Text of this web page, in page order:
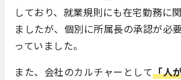
しており、就業規則にも在宅勤務に
ましたが、個別に所属長の承認が必
っていました。
また、会社のカルチャーとして「人